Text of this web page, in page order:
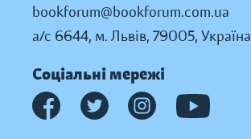
bookforum@bookforum.com.ua
а/с 6644, м. Львів, 79005, Україна
Соціальні мережі